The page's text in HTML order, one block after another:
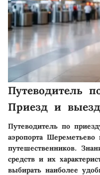
Путеводитель
Приезд и выезд
Путеводитель по
аэропорта
путешественников.
средств и их
выбирать наиболее